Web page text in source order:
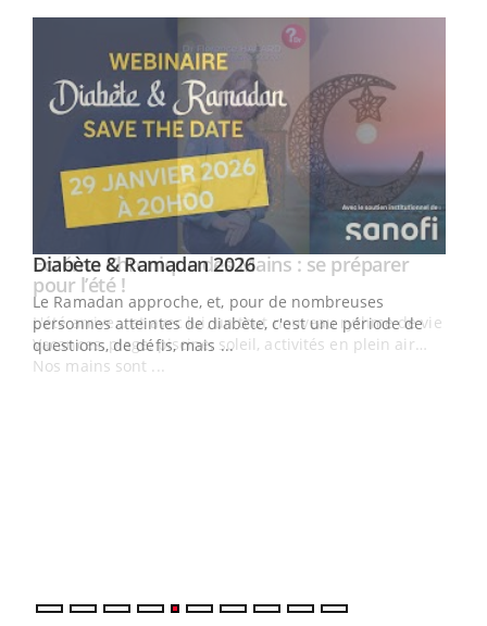
Youtube
Diabète & Ramadan 2026Youtube
Le Ramadan approche, et, pour de nombreuses
personnes atteintes de diabète, c'est une période de
questions, de défis, mais ...